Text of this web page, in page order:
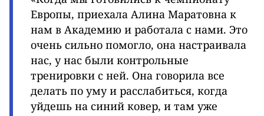
Европы, приехала Алина Маратовна к
нам в Академию и работала с нами. Это
очень сильно помогло, она настраивала
нас, у нас были контрольные
тренировки с ней. Она говорила все
делать по уму и расслабиться, когда
уйдешь на синий ковер, и там уже